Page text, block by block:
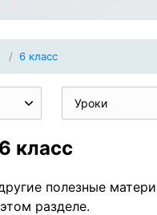
6 класс
Уроки
класс
полезные
разделе.